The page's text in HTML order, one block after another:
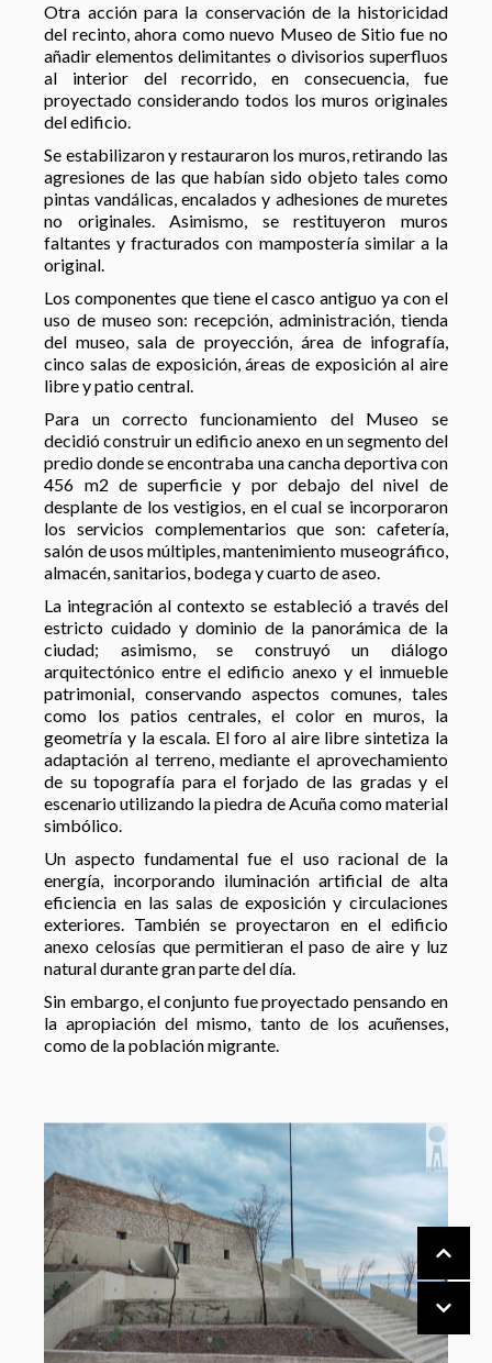
Otra acción para la conservación de la historicidad
del recinto, ahora como nuevo Museo de Sitio fue no
añadir elementos delimitantes o divisorios superfluos
al interior del recorrido, en consecuencia, fue
proyectado considerando todos los muros originales
del edificio.
Se estabilizaron y restauraron los muros, retirando las
agresiones de las que habían sido objeto tales como
pintas vandálicas, encalados y adhesiones de muretes
no originales. Asimismo, se restituyeron muros
faltantes y fracturados con mampostería similar a la
original.
Los componentes que tiene el casco antiguo ya con el
uso de museo son: recepción, administración, tienda
del museo, sala de proyección, área de infografía,
cinco salas de exposición, áreas de exposición al aire
libre y patio central.
Para un correcto funcionamiento del Museo se
decidió construir un edificio anexo en un segmento del
predio donde se encontraba una cancha deportiva con
456 m2 de superficie y por debajo del nivel de
desplante de los vestigios, en el cual se incorporaron
los servicios complementarios que son: cafetería,
salón de usos múltiples, mantenimiento museográfico,
almacén, sanitarios, bodega y cuarto de aseo.
La integración al contexto se estableció a través del
estricto cuidado y dominio de la panorámica de la
ciudad; asimismo, se construyó un diálogo
arquitectónico entre el edificio anexo y el inmueble
patrimonial, conservando aspectos comunes, tales
como los patios centrales, el color en muros, la
geometría y la escala. El foro al aire libre sintetiza la
adaptación al terreno, mediante el aprovechamiento
de su topografía para el forjado de las gradas y el
escenario utilizando la piedra de Acuña como material
simbólico.
Un aspecto fundamental fue el uso racional de la
energía, incorporando iluminación artificial de alta
eficiencia en las salas de exposición y circulaciones
exteriores. También se proyectaron en el edificio
anexo celosías que permitieran el paso de aire y luz
natural durante gran parte del día.
Sin embargo, el conjunto fue proyectado pensando en
la apropiación del mismo, tanto de los acuñenses,
como de la población migrante.